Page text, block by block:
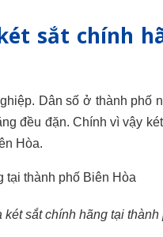
sắt chính
Dân số ở thành phố
đều đặn. Chính vì vậy
Hòa.
sắt chính hãng tại thành